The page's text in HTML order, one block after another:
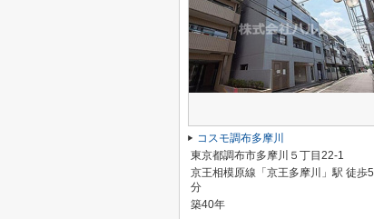
コスモ調布多摩川
東京都調布市多摩川５丁目22-1
京王相模原線「京王多摩川」駅 徒歩5
分
築40年